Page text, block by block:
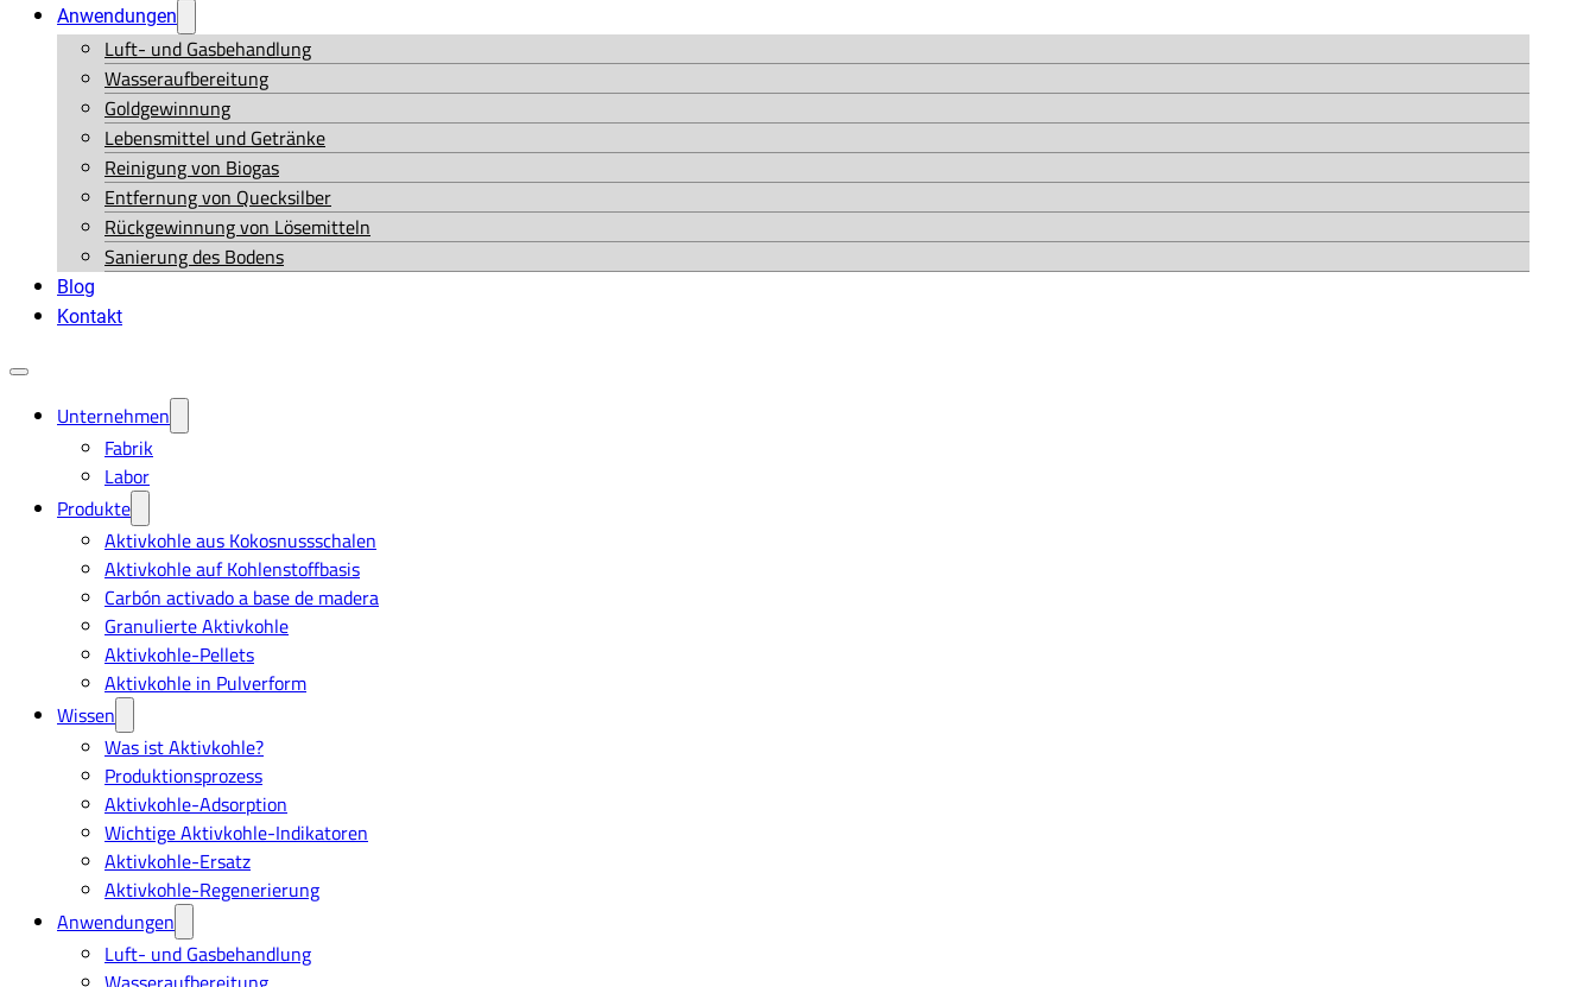
Anwendungen
Luft- und Gasbehandlung
Wasseraufbereitung
Goldgewinnung
Lebensmittel und Getränke
Reinigung von Biogas
Entfernung von Quecksilber
Rückgewinnung von Lösemitteln
Sanierung des Bodens
Blog
Kontakt
Unternehmen
Fabrik
Labor
Produkte
Aktivkohle aus Kokosnussschalen
Aktivkohle auf Kohlenstoffbasis
Carbón activado a base de madera
Granulierte Aktivkohle
Aktivkohle-Pellets
Aktivkohle in Pulverform
Wissen
Was ist Aktivkohle?
Produktionsprozess
Aktivkohle-Adsorption
Wichtige Aktivkohle-Indikatoren
Aktivkohle-Ersatz
Aktivkohle-Regenerierung
Anwendungen
Luft- und Gasbehandlung